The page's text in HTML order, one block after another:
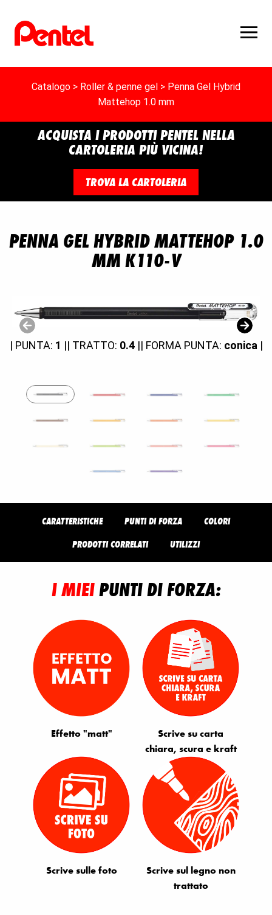
Catalogo > Roller & penne gel > Penna Gel Hybrid
Mattehop 1.0 mm
ACQUISTA I PRODOTTI PENTEL NELLA
CARTOLERIA PIÙ VICINA!
TROVA LA CARTOLERIA
PENNA GEL HYBRID MATTEHOP 1.0
MM K110-V
| PUNTA: 1 || TRATTO: 0.4|| FORMA PUNTA: conica|
CARATTERISTICHE PUNTI DI FORZA
COLORI
PRODOTTI CORRELATI
UTILIZZI
I MIEIPUNTI DI FORZA:
Effetto "matt"
Scrive su carta
chiara, scura e kraft
Scrive sulle foto
Scrive sul legno non
trattato